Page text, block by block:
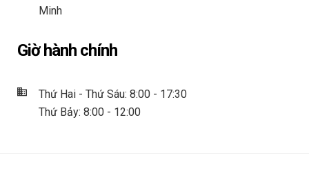
Minh
Giờ hành chính
Thứ Hai - Thứ Sáu: 8:00 - 17:30
Thứ Bảy: 8:00 - 12:00